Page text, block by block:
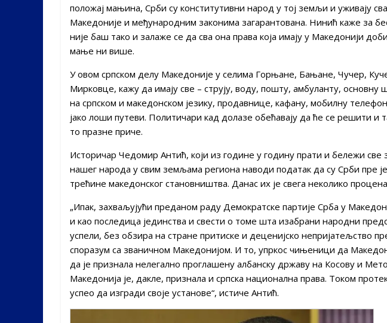
положај мањина, Срби су конститутивни народ у тој земљи и уживају
Македоније и међународним законима загарантована. Нинић каже за
није баш тако и залаже се да сва она права која имају у Македонији
мање ни више.
У овом српском делу Македоније у селима Горњане, Бањане, Чучер,
Мирковце, кажу да имају све – струју, воду, пошту, амбуланту, основну
на српском и македонском језику, продавнице, кафану, мобилну
јако лоши путеви. Политичари кад долазе обећавају да ће се решити и
то празне приче.
Историчар Чедомир Антић, који из године у годину прати и бележи све
нашег народа у свим земљама региона наводи податак да су Срби пре
трећине македонског становништва. Данас их је свега неколико
„Ипак, захваљујући преданом раду Демократске партије Срба у
и као последица јединства и свести о томе шта изабрани народни
успели, без обзира на стране притиске и деценијско непријатељство
споразум са званичном Македонијом. И то, упркос чињеници да
да је признала нелегално проглашену албанску државу на Косову и
Македонија је, дакле, признала и српска национална права. Током
успео да изгради своје установе“, истиче Антић.